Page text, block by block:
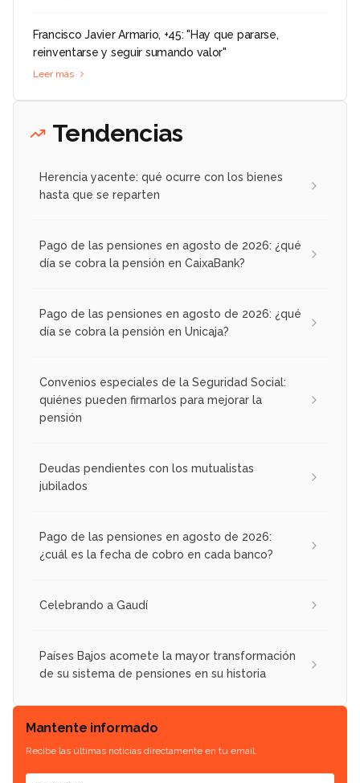
Francisco Javier Armario, +45: "Hay que pararse,
reinventarse y seguir sumando valor"
Leer más
Tendencias
Herencia yacente: qué ocurre con los bienes
hasta que se reparten
Pago de las pensiones en agosto de 2026: ¿qué
día se cobra la pensión en CaixaBank?
Pago de las pensiones en agosto de 2026: ¿qué
día se cobra la pensión en Unicaja?
Convenios especiales de la Seguridad Social:
quiénes pueden firmarlos para mejorar la
pensión
Deudas pendientes con los mutualistas
jubilados
Pago de las pensiones en agosto de 2026:
¿cuál es la fecha de cobro en cada banco?
Celebrando a Gaudí
Países Bajos acomete la mayor transformación
de su sistema de pensiones en su historia
Mantente informado
Recibe las últimas noticias directamente en tu email.